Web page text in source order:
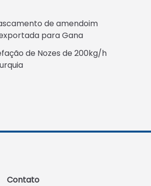
de amendoim
para Gana
de Nozes de 200kg/h
Contato